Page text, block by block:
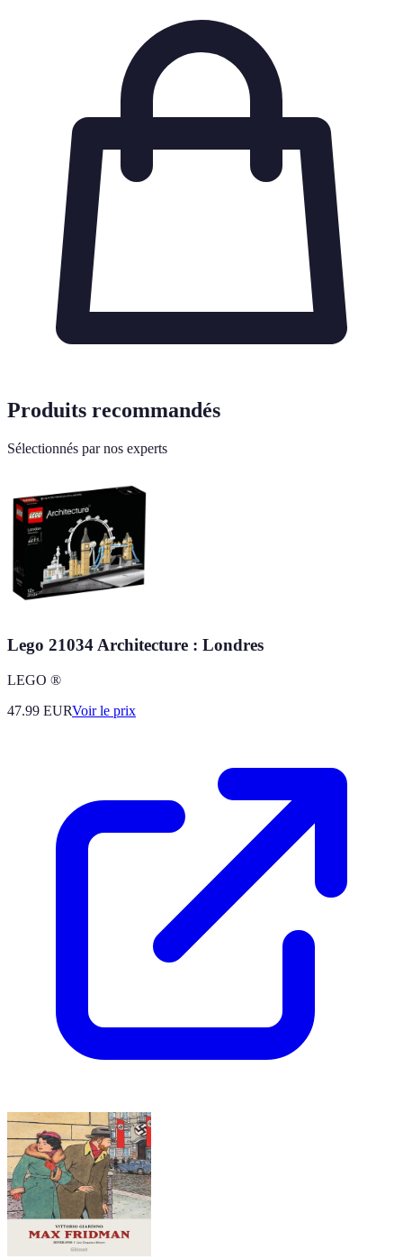
Produits recommandés
Sélectionnés par nos experts
Lego 21034 Architecture : Londres
LEGO ®
47.99 EURVoir le prix